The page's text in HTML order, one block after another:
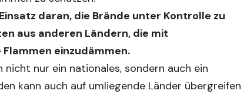
daran, die Brände unter Kontrolle zu
aus anderen Ländern, die mit
einzudämmen.
nur ein nationales, sondern auch ein
kann auch auf umliegende Länder übergreifen